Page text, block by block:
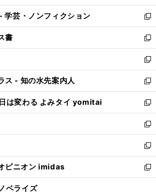
開
く
ウ
で
開
く
ン
ド
ウ
で
開
く
ウ
ィ
ン
ド
ウ
で
開
く
学芸・ノンフィクション
新
し
い
ウ
ィ
ン
ド
ウ
で
開
く
書
新
し
い
ウ
ィ
ン
ド
ウ
で
開
く
新
し
い
ウ
ィ
ン
ド
ウ
で
開
く
ス - 知の水先案内人
新
し
い
ウ
ィ
ン
ド
ウ
で
開
は変わる よみタイ yomitai
新
し
い
ウ
ィ
ン
ド
ウ
新
し
い
ウ
ィ
ン
新
し
い
ウ
ピニオン imidas
新
し
ベライズ